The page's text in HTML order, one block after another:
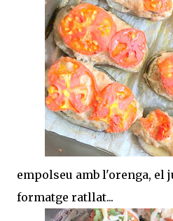
empolseu amb l'orenga,
formatge ratllat...